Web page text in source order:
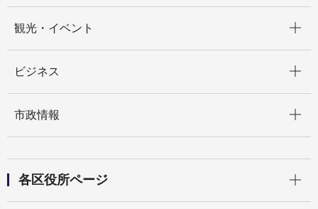
観光・イベント
ビジネス
市政情報
各区役所ページ